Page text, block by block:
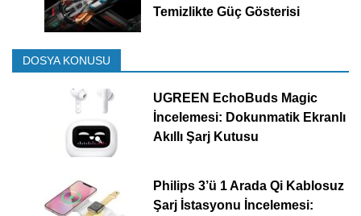
Temizlikte Güç Gösterisi
DOSYA KONUSU
UGREEN EchoBuds Magic
İncelemesi: Dokunmatik Ekranlı
Akıllı Şarj Kutusu
Philips 3’ü 1 Arada Qi Kablosuz
Şarj İstasyonu İncelemesi: